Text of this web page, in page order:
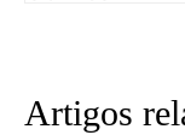
Artigos